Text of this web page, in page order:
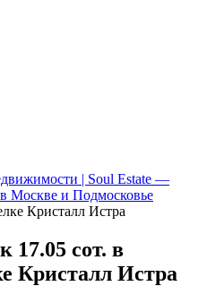
| Soul Estate —
Москве и Подмосковье
Кристалл Истра
17.05 сот. в
Кристалл Истра